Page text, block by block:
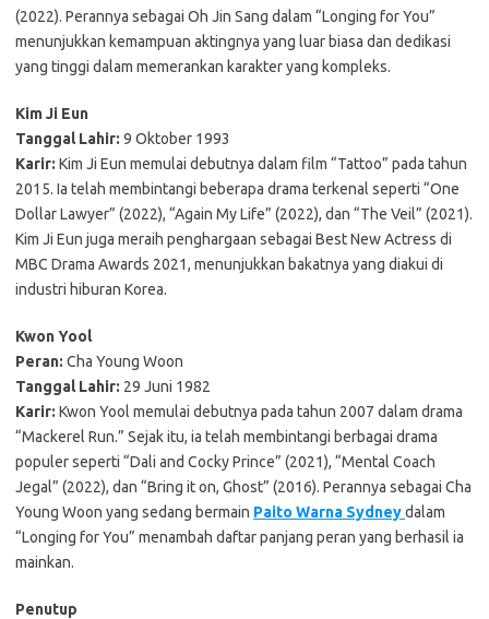
(2022). Perannya sebagai Oh Jin Sang dalam “Longing for You”
menunjukkan kemampuan aktingnya yang luar biasa dan dedikasi
yang tinggi dalam memerankan karakter yang kompleks.
Kim Ji Eun
Tanggal Lahir: 9 Oktober 1993
Karir: Kim Ji Eun memulai debutnya dalam film “Tattoo” pada tahun
2015. Ia telah membintangi beberapa drama terkenal seperti “One
Dollar Lawyer” (2022), “Again My Life” (2022), dan “The Veil” (2021).
Kim Ji Eun juga meraih penghargaan sebagai Best New Actress di
MBC Drama Awards 2021, menunjukkan bakatnya yang diakui di
industri hiburan Korea.
Kwon Yool
Peran: Cha Young Woon
Tanggal Lahir: 29 Juni 1982
Karir: Kwon Yool memulai debutnya pada tahun 2007 dalam drama
“Mackerel Run.” Sejak itu, ia telah membintangi berbagai drama
populer seperti “Dali and Cocky Prince” (2021), “Mental Coach
Jegal” (2022), dan “Bring it on, Ghost” (2016). Perannya sebagai Cha
Young Woon yang sedang bermain Paito Warna Sydneydalam
“Longing for You” menambah daftar panjang peran yang berhasil ia
mainkan.
Penutup